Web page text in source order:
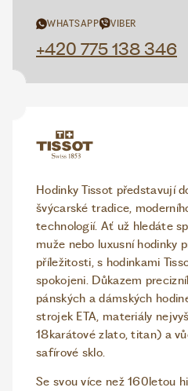
WHATSAPP VIBER
+420 775 138 346
Hodinky Tissot představují
švýcarské tradice,
technologií. Ať už hledáte
muže nebo luxusní hodinky
příležitosti, s hodinkami
spokojeni. Důkazem
pánských a dámských
strojek ETA, materiály
18karátové zlato, titan) a
safírové sklo.
Se svou více než 160letou